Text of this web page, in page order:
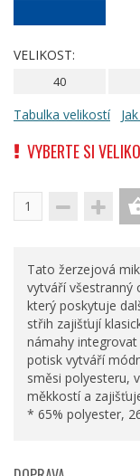
VELIKOST:
40
Tabulka velikostí
VYBERTE SI
Tato žerzejová
vytváří všestranný
který poskytuje
střih zajišťují
námahy
potisk vytváří
směsi polyesteru,
měkkostí a
* 65% polyester,